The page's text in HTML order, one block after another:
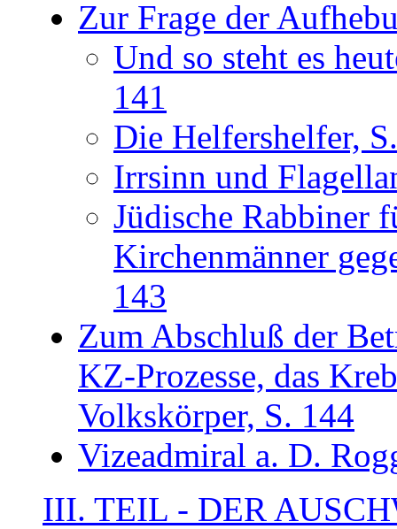
Zur Frage der
Und so steht es
141
Die Helfershelfer,
Irrsinn und
Jüdische Rabbiner
Kirchenmänner
143
Zum Abschluß der
KZ-Prozesse, das
Volkskörper, S. 144
Vizeadmiral a. D.
III. TEIL - DER